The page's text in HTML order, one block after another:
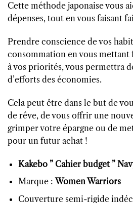
Cette méthode japonaise vous
dépenses, tout en vous faisant
Prendre conscience de vos
consommation en vous mettant
à vos priorités, vous permettra
d’efforts des économies.
Cela peut être dans le but de
de rêve, de vous offrir une
grimper votre épargne ou de
pour un futur achat !
Kakebo ” Cahier budget ”
Marque :Women Warriors
Couverture semi-rigide